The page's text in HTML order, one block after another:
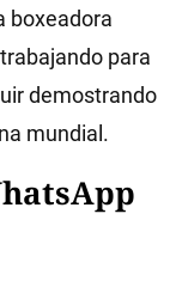
boxeadora
para
demostrando
mundial.